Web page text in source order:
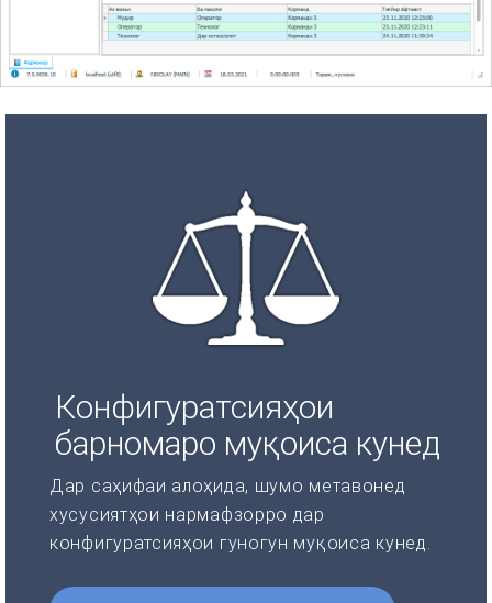
Конфигуратсияҳои
барномаро муқоиса кунед
Дар саҳифаи алоҳида, шумо метавонед
хусусиятҳои нармафзорро дар
конфигуратсияҳои гуногун муқоиса кунед.